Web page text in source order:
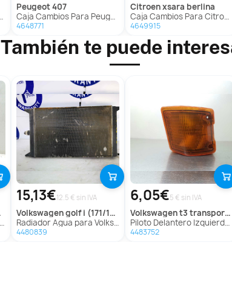
peugeot407
Caja Cambios Para Peugeot 407
4648771
citroenxsara berlina
Caja Cambios Para Citroen Xsara Berlina
4649915
También te puede
15,13€12.5 € sin IVA
volkswagengolf i (171/173)
Radiador Agua para Volkswagen Golf I (171/173)
4480839
6,05€5 € sin IVA
volkswagent3 transporter
Piloto Delantero Izquierdo para Volkswagen T3 Transporter
4483752